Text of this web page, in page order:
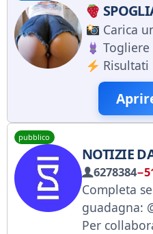
Carica
Togliere
pubblico
NOTIZIE
6278384
Completa
guadagna:
Per